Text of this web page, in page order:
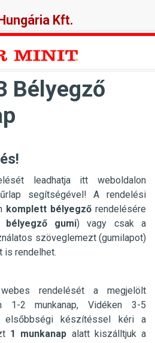
Kft.
Bélyegző
leadhatja itt weboldalon
segítségével! A rendelési
komplett bélyegzőrendelésére
bélyegző gumi) vagy csak a
szöveglemezt (gumilapot)
is rendelhet.
rendelését a megjelölt
1-2 munkanap, Vidéken 3-5
elsőbbségi készítéssel kéri a
1 munkanap alatt kiszálltjuk a